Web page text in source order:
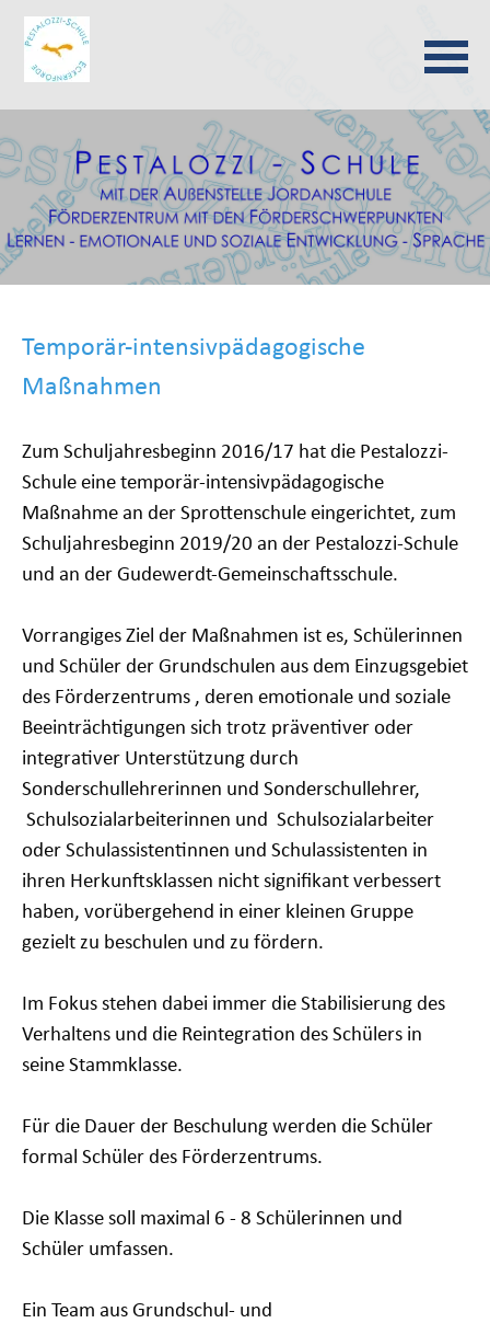
überspringen
Temporär-intensivpädagogische
Maßnahmen
Zum Schuljahresbeginn 2016/17 hat die Pestalozzi-
Schule eine temporär-intensivpädagogische
Maßnahme an der Sprottenschule eingerichtet, zum
Schuljahresbeginn 2019/20 an der Pestalozzi-Schule
und an der Gudewerdt-Gemeinschaftsschule.
Vorrangiges Ziel der Maßnahmen ist es, Schülerinnen
und Schüler der Grundschulen aus dem Einzugsgebiet
des Förderzentrums , deren emotionale und soziale
Beeinträchtigungen sich trotz präventiver oder
integrativer Unterstützung durch
Sonderschullehrerinnen und Sonderschullehrer,
Schulsozialarbeiterinnen und Schulsozialarbeiter
oder Schulassistentinnen und Schulassistenten in
ihren Herkunftsklassen nicht signifikant verbessert
haben, vorübergehend in einer kleinen Gruppe
gezielt zu beschulen und zu fördern.
Im Fokus stehen dabei immer die Stabilisierung des
Verhaltens und die Reintegration des Schülers in
seine Stammklasse.
Für die Dauer der Beschulung werden die Schüler
formal Schüler des Förderzentrums.
Die Klasse soll maximal 6 - 8 Schülerinnen und
Schüler umfassen.
Ein Team aus Grundschul- und